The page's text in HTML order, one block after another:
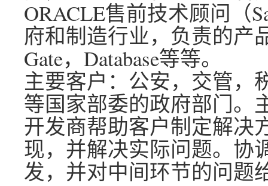
ORACLE售前技术顾问（
府和制造行业，负责的产
Gate，Database等等。
主要客户：公安，交管，
等国家部委的政府部门。
开发商帮助客户制定解决
现，并解决实际问题。协
发，并对中间环节的问题